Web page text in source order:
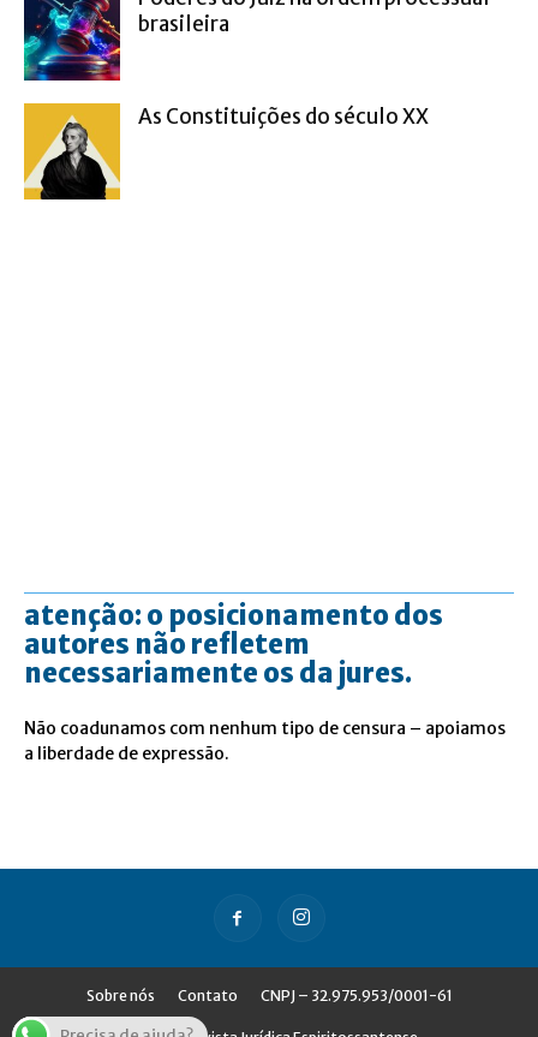
brasileira
As Constituições do século XX
atenção: o posicionamento dos
autores não refletem
necessariamente os da jures.
Não coadunamos com nenhum tipo de censura – apoiamos
a liberdade de expressão.
Sobre nós Contato CNPJ – 32.975.953/0001-61